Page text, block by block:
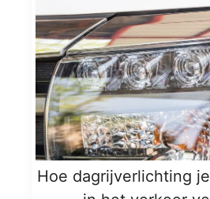
Hoe dagrijverlichting